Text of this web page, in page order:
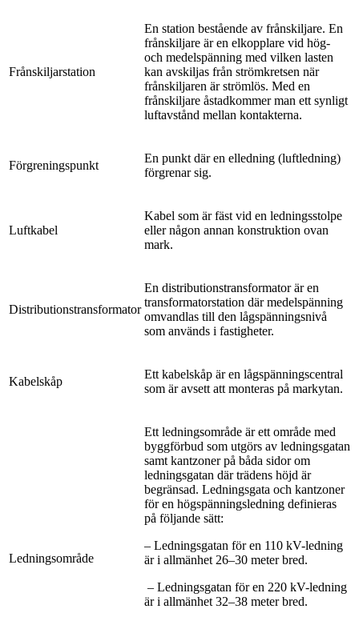
Frånskiljarstation
En station bestående av frånskiljare. En
frånskiljare är en elkopplare vid hög-
och medelspänning med vilken lasten
kan avskiljas från strömkretsen när
frånskiljaren är strömlös. Med en
frånskiljare åstadkommer man ett synligt
luftavstånd mellan kontakterna.
Förgreningspunkt
En punkt där en elledning (luftledning)
förgrenar sig.
Luftkabel
Kabel som är fäst vid en ledningsstolpe
eller någon annan konstruktion ovan
mark.
Distributionstransformator
En distributionstransformator är en
transformatorstation där medelspänning
omvandlas till den lågspänningsnivå
som används i fastigheter.
Kabelskåp
Ett kabelskåp är en lågspänningscentral
som är avsett att monteras på markytan.
Ledningsområde
Ett ledningsområde är ett område med
byggförbud som utgörs av ledningsgatan
samt kantzoner på båda sidor om
ledningsgatan där trädens höjd är
begränsad. Ledningsgata och kantzoner
för en högspänningsledning definieras
på följande sätt:
– Ledningsgatan för en 110 kV-ledning
är i allmänhet 26–30 meter bred.
– Ledningsgatan för en 220 kV-ledning
är i allmänhet 32–38 meter bred.